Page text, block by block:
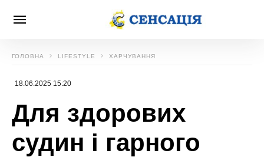
ГОЛОВНА LIFESTYLE ХАРЧУВАННЯ
18.06.2025 15:20
Для здорових
судин і гарного